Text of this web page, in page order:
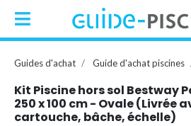
Guides d'achat Guide d'achat piscines
Kit Piscine hors sol Bestway
250 x 100 cm - Ovale (Livrée
cartouche, bâche, échelle)